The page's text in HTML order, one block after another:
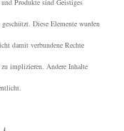
Produkte sind Geistiges
Diese Elemente wurden
damit verbundene Rechte
implizieren. Andere Inhalte